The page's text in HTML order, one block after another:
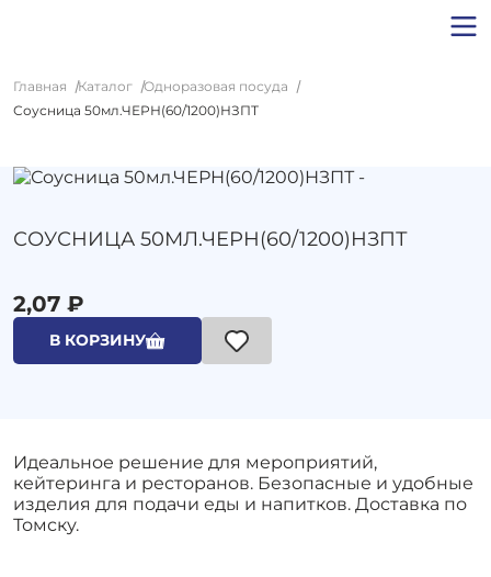
Главная Каталог
Одноразовая посуда
Соусница 50мл.ЧЕРН(60/1200)НЗПТ
СОУСНИЦА 50МЛ.ЧЕРН(60/1200)НЗПТ
2,07 ₽
В КОРЗИНУ
Идеальное решение для мероприятий,
кейтеринга и ресторанов. Безопасные и удобные
изделия для подачи еды и напитков. Доставка по
Томску.